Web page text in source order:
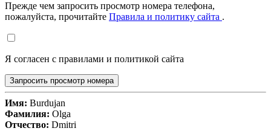
Прежде чем запросить просмотр номера телефона,
пожалуйста, прочитайте Правила и политику сайта .
Я согласен с правилами и политикой сайта
Запросить просмотр номера
Имя: Burdujan
Фамилия: Olga
Отчество: Dmitri